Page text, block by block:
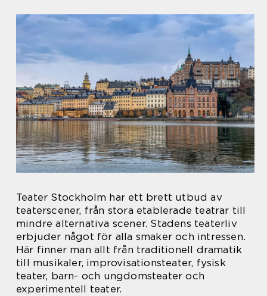
Teater Stockholm har ett brett utbud av
teaterscener, från stora etablerade teatrar till
mindre alternativa scener. Stadens teaterliv
erbjuder något för alla smaker och intressen.
Här finner man allt från traditionell dramatik
till musikaler, improvisationsteater, fysisk
teater, barn- och ungdomsteater och
experimentell teater.